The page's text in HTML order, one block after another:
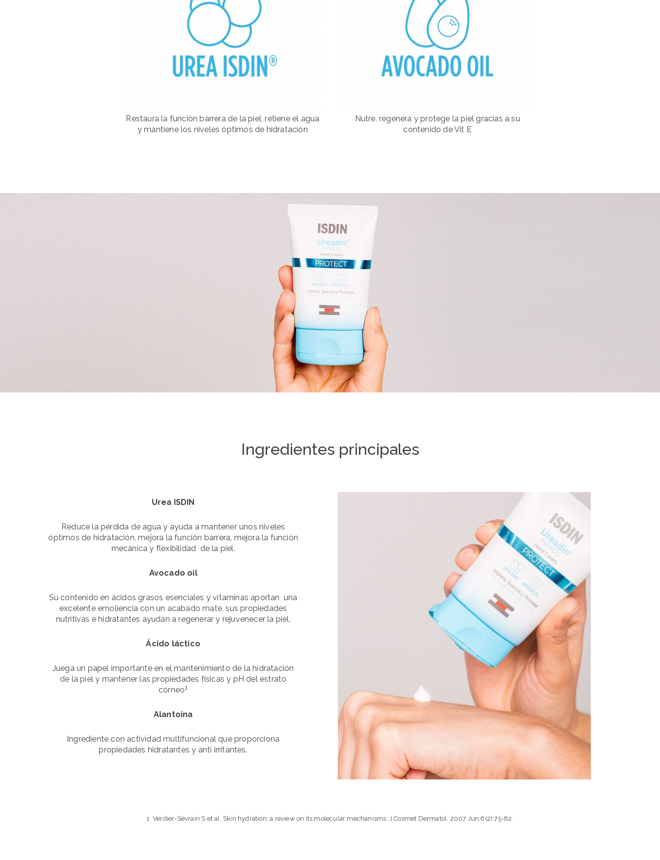
Restaura la función barrera de la piel, retiene el agua
y mantiene los niveles óptimos de hidratación
Nutre, regenera y protege la piel gracias a su
contenido de Vit E
Ingredientes principales
Urea ISDIN
Reduce la pérdida de agua y ayuda a mantener unos niveles
óptimos de hidratación, mejora la función barrera, mejora la función
mecánica y flexibilidad de la piel.
Avocado oil
Su contenido en ácidos grasos esenciales y vitaminas aportan una
excelente emoliencia con un acabado mate, sus propiedades
nutritivas e hidratantes ayudan a regenerar y rejuvenecer la piel.
Ácido láctico
Juega un papel importante en el mantenimiento de la hidratación
de la piel y mantener las propiedades físicas y pH del estrato
córneo1
Alantoina
Ingrediente con actividad multifuncional que proporciona
propiedades hidratantes y anti irritantes.
1. Verdier-Sévrain S et al. Skin hydration: a review on its molecular mechanisms. J Cosmet Dermatol. 2007 Jun;6(2):75-82.